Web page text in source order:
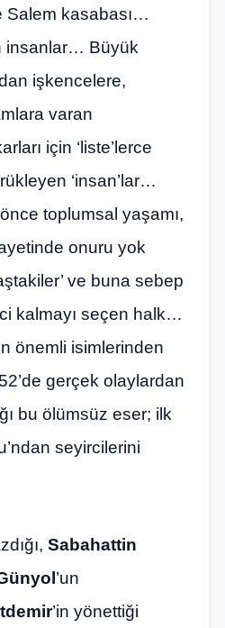
Salem kasabası…
insanlar… Büyük
işkencelere,
varan
için ‘liste’lerce
‘insan’lar…
toplumsal yaşamı,
onuru yok
ve buna sebep
kalmayı seçen halk…
önemli isimlerinden
gerçek olaylardan
bu ölümsüz eser; ilk
seyircilerini
Sabahattin
’un
’in yönettiği